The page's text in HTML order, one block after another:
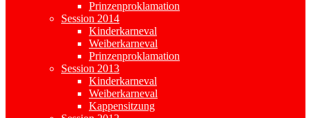
Prinzenproklamation
Session 2014
Kinderkarneval
Weiberkarneval
Prinzenproklamation
Session 2013
Kinderkarneval
Weiberkarneval
Kappensitzung